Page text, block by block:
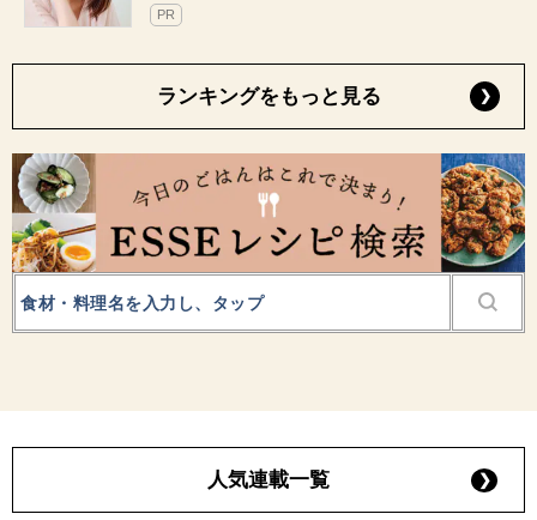
PR
ランキングをもっと見る
人気連載一覧